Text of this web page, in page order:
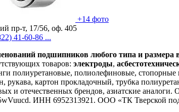
+14 фото
пр-т, 17/56, оф. 405
41-60-86 ...
подшипников любого типа и размера
товаров: электроды,
полиуретановые, полиолефиновые,
рукава, картон прокладочный, трубка
и отечественных брендов, азиатские
ИНН 6952313921. ООО «ТК Тверской